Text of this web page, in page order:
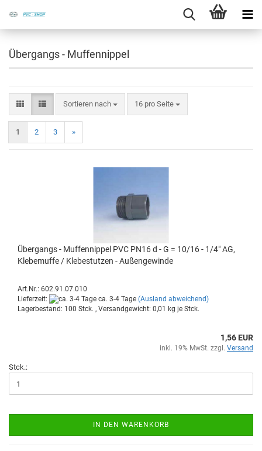
Übergangs - Muffennippel
Sortieren nach 16 pro Seite
1 2 3 »
Über­gangs - Muf­fen­nip­pel PVC PN16 d - G = 10/16 - 1/4" AG,
Kle­be­muf­fe / Kle­be­stut­zen - Au­ßen­ge­win­de
Art.Nr.: 602.91.07.010
Lieferzeit:
ca. 3-4 Tage (Ausland abweichend)
Lagerbestand: 100 Stck. , Versandgewicht: 0,01 kg je Stck.
1,56 EUR
inkl. 19% MwSt. zzgl. Versand
Stck.:
IN DEN WARENKORB